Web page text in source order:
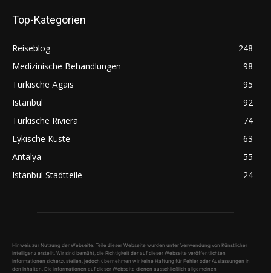
Top-Kategorien
Reiseblog
248
Medizinische Behandlungen
98
Türkische Ägäis
95
Istanbul
92
Türkische Riviera
74
Lykische Küste
63
Antalya
55
Istanbul Stadtteile
24
Hinweis zur Nutzung der Webseite: Teile dieser Webseite wurden unter Verwendung von Künstlicher
Intelligenz erstellt. Wir sind bemüht, die Richtigkeit der auf dieser Webseite veröffentlichten
Informationen sicherzustellen, jedoch übernehmen wir keine Haftung für Fehler oder Auslassungen in
den Inhalten. Die Informationen auf dieser Webseite dienen ausschließlich allgemeinen